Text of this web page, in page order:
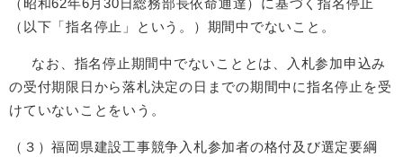
（昭和62年6月30日総務部長依命通達）に基づく指名停止
（以下「指名停止」という。）期間中でないこと。
なお、指名停止期間中でないこととは、入札参加申込み
の受付期限日から落札決定の日までの期間中に指名停止を受
けていないことをいう。
（３）福岡県建設工事競争入札参加者の格付及び選定要綱